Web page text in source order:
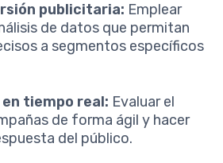
publicitaria: Emplear
de datos que permitan
a segmentos específicos
tiempo real: Evaluar el
de forma ágil y hacer
del público.